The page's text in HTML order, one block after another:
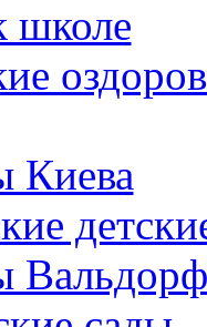
школе
Киева